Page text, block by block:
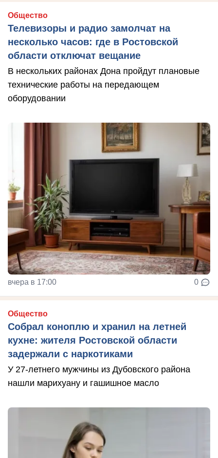
Общество
Телевизоры и радио замолчат на
несколько часов: где в Ростовской
области отключат вещание
В нескольких районах Дона пройдут плановые
технические работы на передающем
оборудовании
вчера в 17:00 0
Общество
Собрал коноплю и хранил на летней
кухне: жителя Ростовской области
задержали с наркотиками
У 27-летнего мужчины из Дубовского района
нашли марихуану и гашишное масло